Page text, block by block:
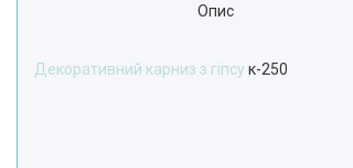
Опис
Декоративний карниз з гіпсу к-250